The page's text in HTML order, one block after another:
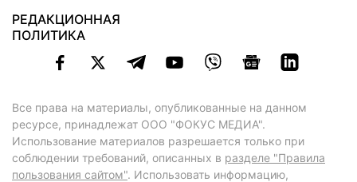
РЕДАКЦИОННАЯ
ПОЛИТИКА
Все права на материалы, опубликованные на данном
ресурсе, принадлежат ООО "ФОКУС МЕДИА".
Использование материалов разрешается только при
соблюдении требований, описанных в разделе "Правила
пользования сайтом". Использовать информацию,